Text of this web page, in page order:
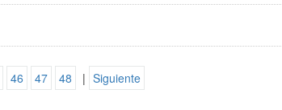
46 47 48 | Siguiente